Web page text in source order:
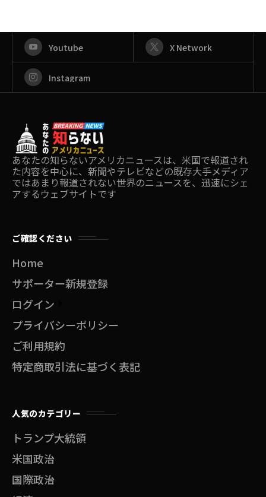
Youtube X Network
Instagram
あなたの知らないアメリカニュースは、米国で報道され
た内容を中心に、新聞やテレビなどの既存大手メディア
ではあまり報道されない世界のニュースを、迅速にシェ
アするウェブサイトです
ご確認ください
Home
サポーター新規登録
ログイン
プライバシーポリシー
ご利用規約
特定商取引法に基づく表記
人気のカテゴリー
トランプ大統領
米国政治
国際政治